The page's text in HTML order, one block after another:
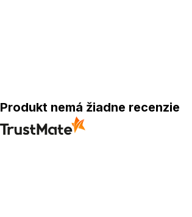
Produkt nemá žiadne recenzie